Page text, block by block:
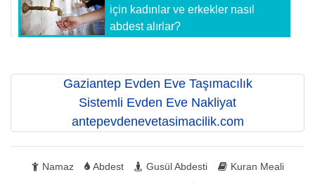
için kadınlar ve erkekler nasıl
abdest alırlar?
Gaziantep Evden Eve Taşımacılık
Sistemli Evden Eve Nakliyat
antepevdenevetasimacilik.com
Namaz Abdest Gusül Abdesti
Kuran Meali